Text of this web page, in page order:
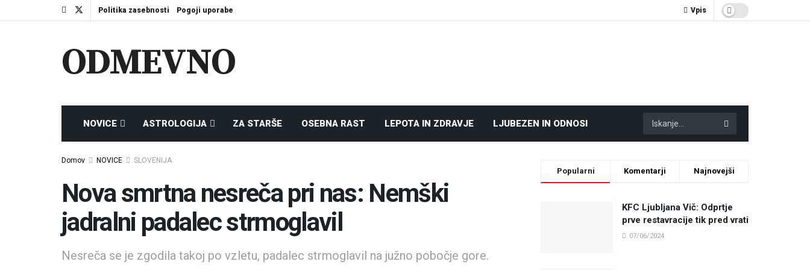
Politika zasebnosti Pogoji uporabe Vpis
ODMEVNO
NOVICE ASTROLOGIJA ZA STARŠE OSEBNA RAST LEPOTA IN ZDRAVJE LJUBEZEN IN ODNOSI
Domov NOVICE SLOVENIJA
Nova smrtna nesreča pri nas: Nemški
jadralni padalec strmoglavil
Nesreča se je zgodila takoj po vzletu, padalec strmoglavil na južno pobočje gore.
Popularni Komentarji Najnovejši
KFC Ljubljana Vič: Odprtje
prve restavracije tik pred vrati
07/06/2024